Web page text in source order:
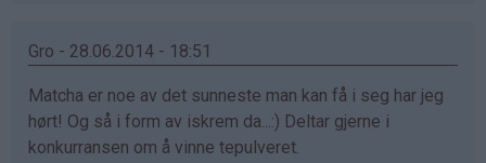
Gro - 28.06.2014 - 18:51
Matcha er noe av det sunneste man kan få i seg har jeg
hørt! Og så i form av iskrem da...:) Deltar gjerne i
konkurransen om å vinne tepulveret.